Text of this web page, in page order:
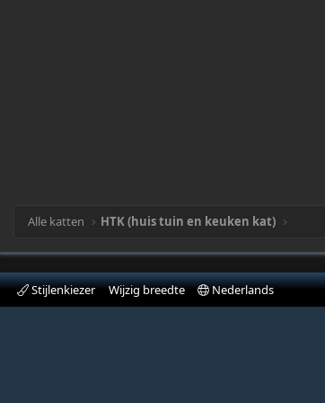
Alle katten HTK (huis tuin en keuken kat)
Stijlenkiezer Wijzig breedte Nederlands